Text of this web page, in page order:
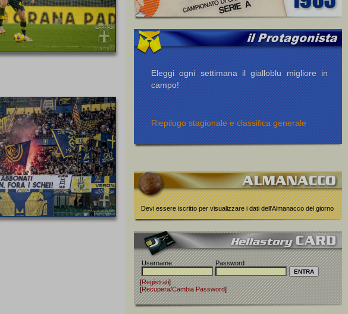
Eleggi ogni settimana il gialloblu migliore in
campo!
Riepilogo stagionale e classifica generale
Devi essere iscritto per visualizzare i dati dell'Almanacco del giorno
Username Password
[Registrati]
[Recupera/Cambia Password]